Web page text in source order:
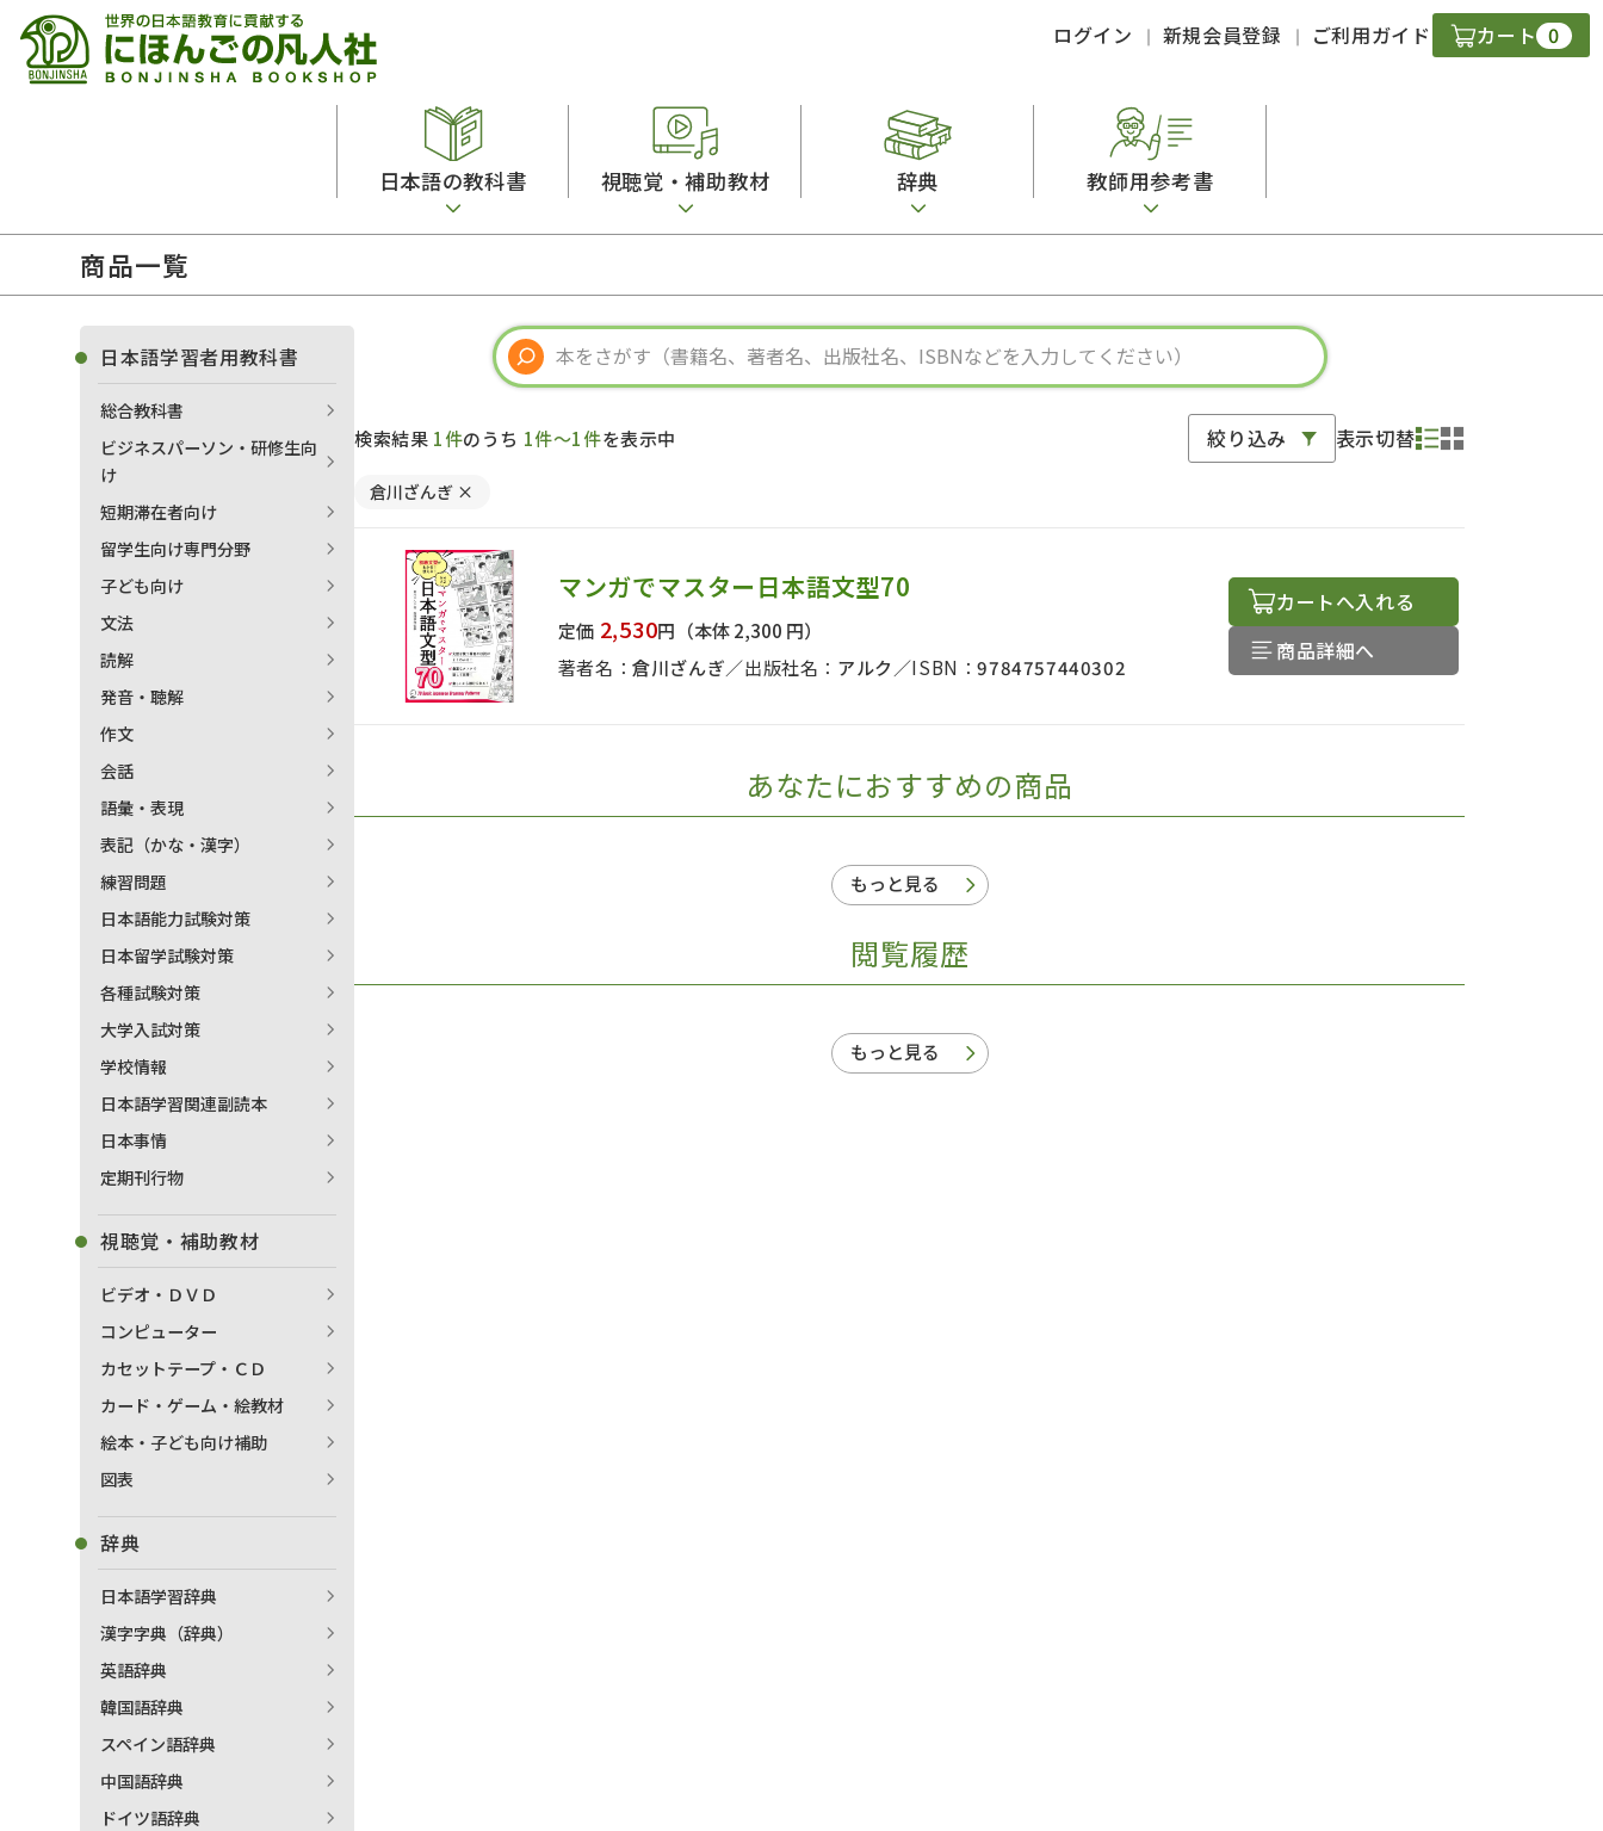
ログイン 新規会員登録 ご利用ガイド カート 0
日本語の教科書
留学生向け専門分野
子ども向け
文法
読解
発音・聴解
作文
練習問題
各種試験対策
日本語学習関連副読本
視聴覚・補助教材
カード・ゲーム・絵教材
絵本・子ども向け補助 図表
辞典
韓国語辞典
スペイン語辞典
中国語辞典
ドイツ語辞典
ポルトガル語辞典
ロシア語辞典
各国語辞典
語学・文法辞典
教師用参考書
音声・音韻
語彙・意味
文章・談話・表現
文法
表記
言語学
試験対策
多言語社会・言語政策
定期刊行物
商品一覧
検索結果 1件のうち 1件～1件を表示中 絞り込み 表示切替
倉川ざんぎ ×
マンガでマスター日本語文型70
定価 2,530円 （本体 2,300 円）
著者名：倉川ざんぎ 出版社名： アルク ISBN：9784757440302
カートへ入れる
商品詳細へ
あなたにおすすめの商品
もっと見る
閲覧履歴
もっと見る
日本語学習者用教科書
総合教科書
ビジネスパーソン・研修生向
け
短期滞在者向け
留学生向け専門分野
子ども向け
文法
読解
発音・聴解
作文
会話
語彙・表現
表記（かな・漢字）
練習問題
日本語能力試験対策
日本留学試験対策
各種試験対策
大学入試対策
学校情報
日本語学習関連副読本
日本事情
定期刊行物
視聴覚・補助教材
ビデオ・ＤＶＤ
コンピューター
カセットテープ・ＣＤ
カード・ゲーム・絵教材
絵本・子ども向け補助
図表
辞典
日本語学習辞典
漢字字典（辞典）
英語辞典
韓国語辞典
スペイン語辞典
中国語辞典
ドイツ語辞典